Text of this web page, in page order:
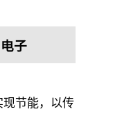
子
节能，以传